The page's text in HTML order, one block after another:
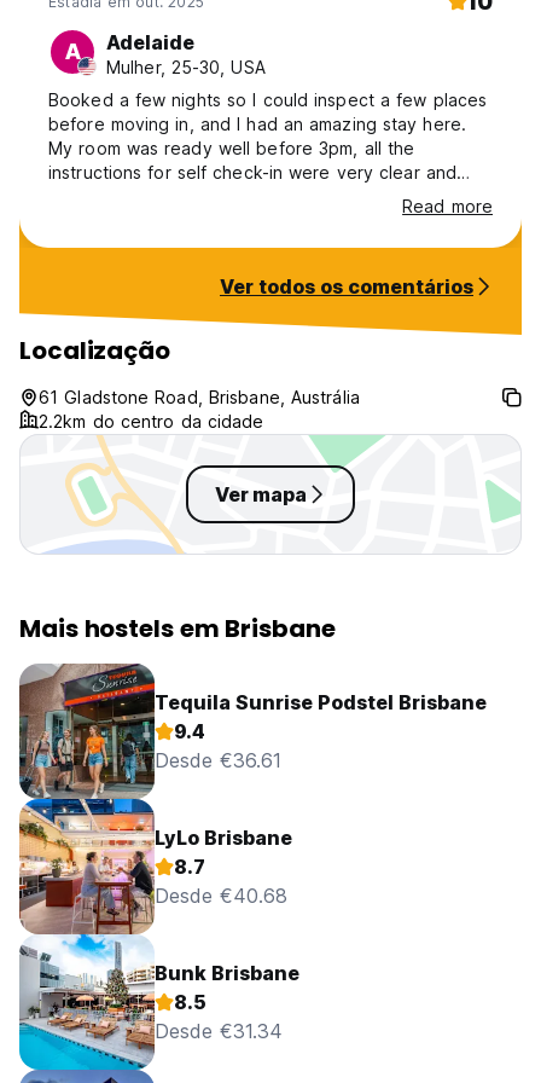
A Adelaide
Mulher, 25-30, USA
Booked a few nights so I could inspect a few places
before moving in, and I had an amazing stay here.
My room was ready well before 3pm, all the
instructions for self check-in were very clear and
sent to my email. My room was private and I got a
good nights sleep each night. Great value for the
price. Great location too. Chemist, convenience
to a bus stop, or you can walk right into South Bank.
So appreciative for this hostel!
Read more
Ver todos os comentários
Localização
61 Gladstone Road, Brisbane, Austrália
2.2km do centro da cidade
Ver mapa
Mais hostels em Brisbane
Tequila Sunrise Podstel Brisbane
9.4
Desde €36.61
LyLo Brisbane
8.7
Desde €40.68
Bunk Brisbane
8.5
Desde €31.34